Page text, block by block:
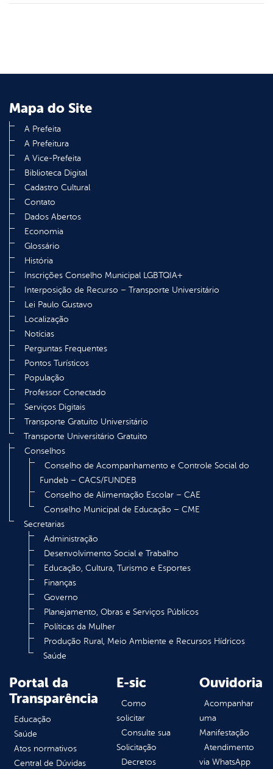
Mapa do Site
A Prefeita
A Prefeitura
A Vice-Prefeita
Biblioteca Digital
Cadastro Cultural
Contato
Dados Abertos
Economia
Glossário
História
Inscrições Conselho Municipal LGBTQIA+
Interposição de Recurso – Transporte Universitário
Lei Paulo Gustavo
Localização
Notícias
Perguntas Frequentes
Pontos Turísticos
População
Professor Conectado
Serviços Digitais
Transporte Gratuito Universitário
Transporte Universitário Gratuito
Conselhos
Conselho de Acompanhamento e Controle Social do
Fundeb – CACS/FUNDEB
Conselho de Alimentação Escolar – CAE
Conselho Municipal de Educação – CME
Secretarias
Administração
Desenvolvimento Social e Trabalho
Educação, Cultura, Turismo e Esportes
Finanças
Governo
Planejamento, Obras e Serviços Públicos
Políticas da Mulher
Produção Rural, Meio Ambiente e Recursos Hídricos
Saúde
Portal da
Transparência
Educação
Saúde
Atos normativos
Central de Dúvidas
E-sic
Como
solicitar
Consulte sua
Solicitação
Decretos
Ouvidoria
Acompanhar
uma
Manifestação
Atendimento
via WhatsApp